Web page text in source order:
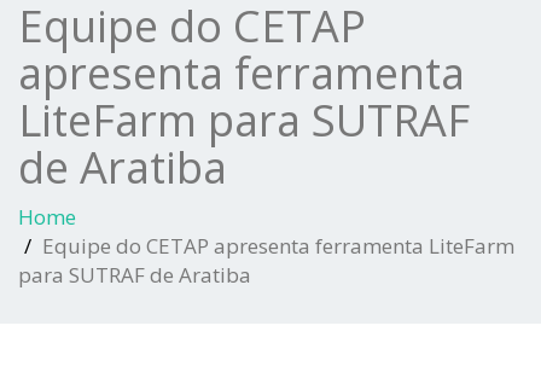
Equipe do CETAP
apresenta ferramenta
LiteFarm para SUTRAF
de Aratiba
Home
Equipe do CETAP apresenta ferramenta LiteFarm
para SUTRAF de Aratiba